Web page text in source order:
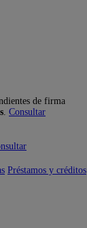
de firma
. Consultar
Préstamos y créditos